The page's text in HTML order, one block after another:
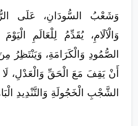
وَشَعْبُ السُّودَانِ، عَلَى
وَالْآلَامِ، يُقَدِّمُ لِلْعَالَمِ
الصُّمُودِ وَالْكَرَامَةِ، وَيَنْتَظِرُ
أَنْ يَقِفَ مَعَ الْحَقِّ وَالْعَدْلِ، لَا
الشَّجْبِ الْخَجُولَةِ وَالتَّنْدِيدِ